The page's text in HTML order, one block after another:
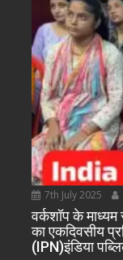
7th July 2025
वर्कशॉप के
का एकदिवसीय
(IPN)इंडिया